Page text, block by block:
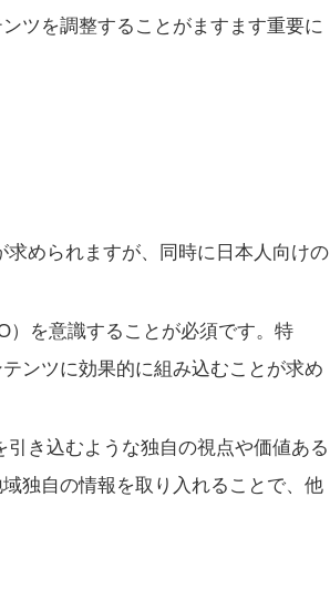
ツを調整することがますます重要に
められますが、同時に日本人向けの
を意識することが必須です。特
ンツに効果的に組み込むことが求め
き込むような独自の視点や価値ある
独自の情報を取り入れることで、他